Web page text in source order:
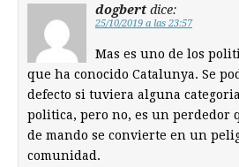
dogbert dice:
25/10/2019 a las 23:57
Mas es uno de los
que ha conocido Catalunya. Se
defecto si tuviera alguna
politica, pero no, es un perdedor
de mando se convierte en un
comunidad.